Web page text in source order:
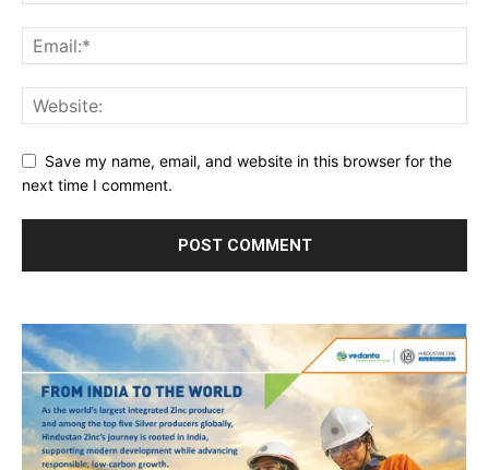
Save my name, email, and website in this browser for the
next time I comment.